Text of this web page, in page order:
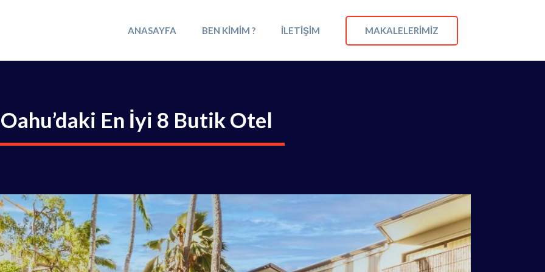
ANASAYFA BEN KIMIM ? İLETIŞIM MAKALELERIMIZ
Oahu’daki En İyi 8 Butik Otel